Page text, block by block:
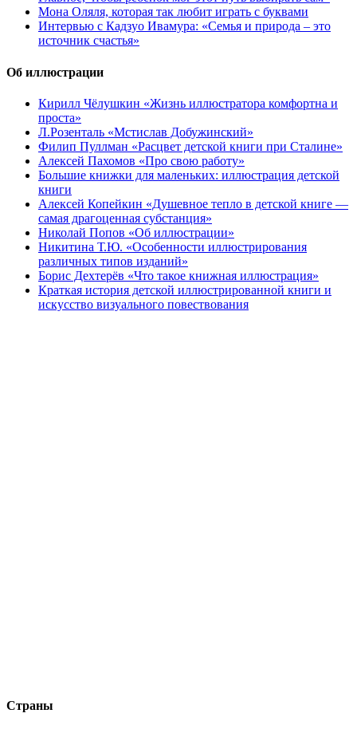
Мона Оляля, которая так любит играть с буквами
Интервью с Кадзуо Ивамура: «Семья и природа – это
источник счастья»
Об иллюстрации
Кирилл Чёлушкин «Жизнь иллюстратора комфортна и
проста»
Л.Розенталь «Мстислав Добужинский»
Филип Пуллман «Расцвет детской книги при Сталине»
Алексей Пахомов «Про свою работу»
Большие книжки для маленьких: иллюстрация детской
книги
Алексей Копейкин «Душевное тепло в детской книге —
самая драгоценная субстанция»
Николай Попов «Об иллюстрации»
Никитина Т.Ю. «Особенности иллюстрирования
различных типов изданий»
Борис Дехтерёв «Что такое книжная иллюстрация»
Краткая история детской иллюстрированной книги и
искусство визуального повествования
Страны